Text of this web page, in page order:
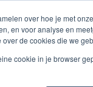
over hoe je met
en voor analyse en
de cookies die we
cookie in je browser